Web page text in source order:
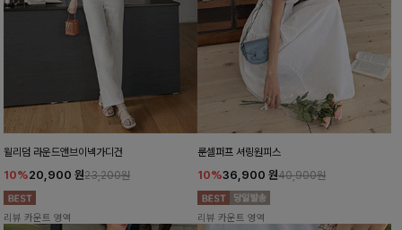
윌리덤 라운드앤브이넥가디건
10%20,900 원23,200원
리뷰 카운트 영역
룬셀퍼프 셔링원피스
10%36,900 원40,900원
리뷰 카운트 영역